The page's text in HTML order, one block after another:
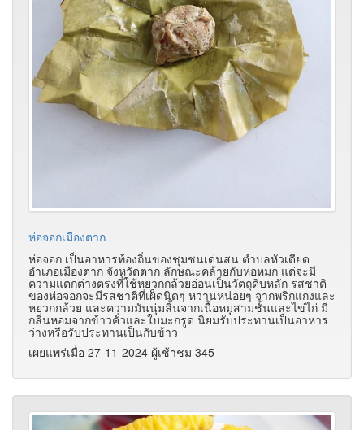
ห่อจอกเมืองตาก
ห่อจอก เป็นอาหารท้องถิ่นของชุมชนเด่นสน ตำบลหัวเดียด
อำเภอเมืองตาก จังหวัดตาก ลักษณะคล้ายกับห่อหมก แต่จะมี
ความแตกต่างตรงที่ใช้หยวกกล้วยอ่อนเป็นวัตถุดิบหลัก รสชาติ
ของห่อจอกจะมีรสชาติที่เผ็ดนิดๆ หวานหน่อยๆ จากพริกแกงและ
หยวกกล้วย และความมันนุ่มลิ้นจากเนื้อหมูสามชั้นและไข่ไก่ มี
กลิ่นหอมจากข้าวคั่วและใบมะกรูด นิยมรับประทานเป็นอาหาร
ว่างหรือรับประทานเป็นกับข้าว
เผยแพร่เมื่อ 27-11-2024 ผู้เช้าชม 345